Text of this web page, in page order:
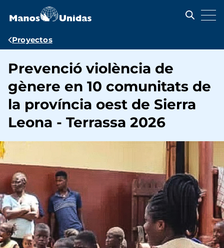
contenido
Ruta
navegación
Proyectos
Prevenció violència de
gènere en 10 comunitats de
la província oest de Sierra
Leona - Terrassa 2026